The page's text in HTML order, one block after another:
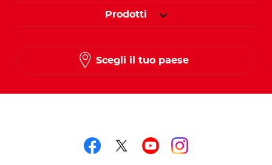
Prodotti
Scegli il tuo paese